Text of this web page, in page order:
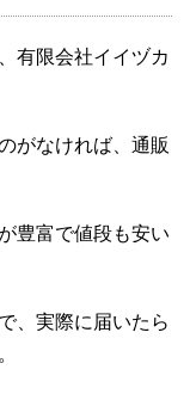
有限会社イイヅカ
がなければ、通販
豊富で値段も安い
、実際に届いたら